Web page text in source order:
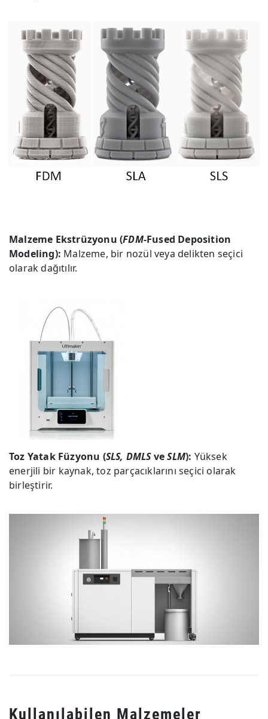
Malzeme Ekstrüzyonu (FDM-Fused Deposition
Modeling): Malzeme, bir nozül veya delikten seçici
olarak dağıtılır.
Toz Yatak Füzyonu (SLS, DMLSveSLM): Yüksek
enerjili bir kaynak, toz parçacıklarını seçici olarak
birleştirir.
Kullanılabilen Malzemeler